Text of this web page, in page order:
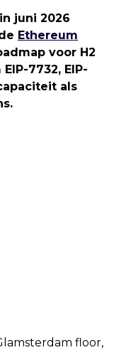
juni 2026
Ethereum
voor H2
7732, EIP-
als
floor,